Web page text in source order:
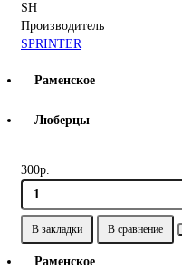
SH
Производитель
SPRINTER
Раменское
Люберцы
300р.
В закладки В сравнение
Раменское